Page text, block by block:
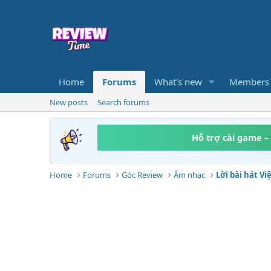
Home Forums What's new Members
New posts Search forums
Hỗ trợ cài game
Home Forums Góc Review Âm nhạc Lời bài hát